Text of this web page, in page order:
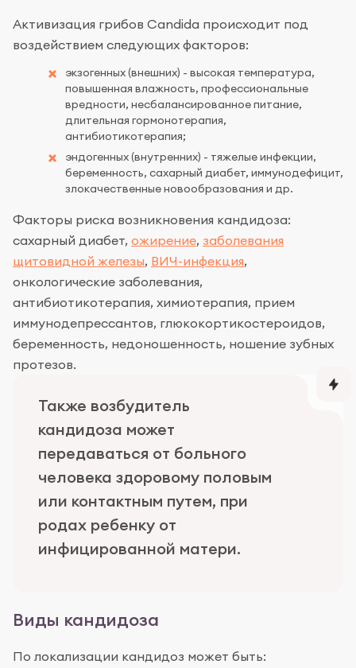
Активизация грибов Candida происходит под
воздействием следующих факторов:
экзогенных (внешних) - высокая температура,
повышенная влажность, профессиональные
вредности, несбалансированное питание,
длительная гормонотерапия,
антибиотикотерапия;
эндогенных (внутренних) - тяжелые инфекции,
беременность, сахарный диабет, иммунодефицит,
злокачественные новообразования и др.
Факторы риска возникновения кандидоза:
сахарный диабет, ожирение, заболевания
щитовидной железы, ВИЧ-инфекция,
онкологические заболевания,
антибиотикотерапия, химиотерапия, прием
иммунодепрессантов, глюкокортикостероидов,
беременность, недоношенность, ношение зубных
протезов.
Также возбудитель
кандидоза может
передаваться от больного
человека здоровому половым
или контактным путем, при
родах ребенку от
инфицированной матери.
Виды кандидоза
По локализации кандидоз может быть: